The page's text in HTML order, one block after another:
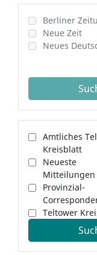
Berliner
Neue Zeit
Neues
Amtliches
Kreisblatt
Neueste
Mitteilungen
Provinzial-
Teltower